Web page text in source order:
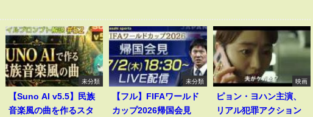
未分類
【Suno AI v5.5】民族
音楽風の曲を作るスタ
未分類
【フル】FIFAワールド
カップ2026帰国会見
映画
ピョン・ヨハン主演、
リアル犯罪アクション